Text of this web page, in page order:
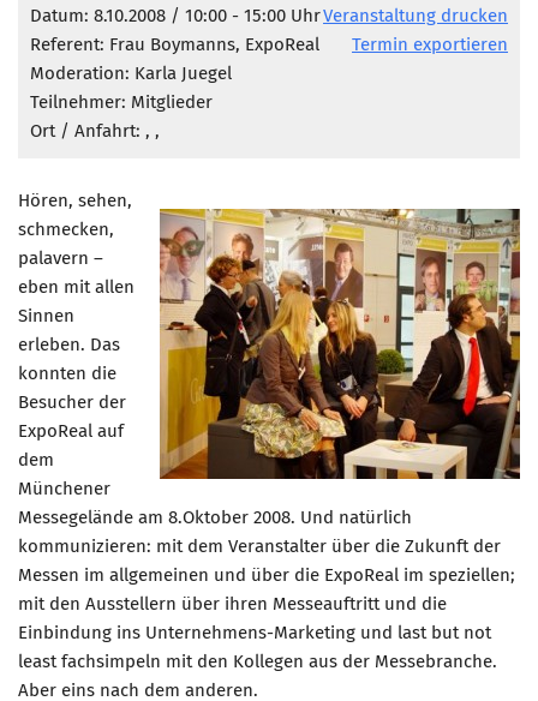
Marketing Pioniere
Arbeitsgruppen
MarketingFrauen
Münchner Marketingpreis
Partnerschaften
Bundesverband Marketing Clubs
MARKETING PIONIERE
Marketing Pioniere im BVMC
CLUB-KOMMUNIKATION
MCM Club TV
MITGLIEDSCHAFT
Mitglied werden
PODCAST
AKTUELLES
Veranstaltung drucken
Termin exportieren
Datum: 8.10.2008 / 10:00 - 15:00 Uhr
Referent: Frau Boymanns, ExpoReal
Moderation: Karla Juegel
Teilnehmer: Mitglieder
Ort / Anfahrt: , ,
Hören, sehen,
schmecken,
palavern –
eben mit allen
Sinnen
erleben. Das
konnten die
Besucher der
ExpoReal auf
dem
Münchener
Messegelände am 8.Oktober 2008. Und natürlich
kommunizieren: mit dem Veranstalter über die Zukunft der
Messen im allgemeinen und über die ExpoReal im speziellen;
mit den Ausstellern über ihren Messeauftritt und die
Einbindung ins Unternehmens-Marketing und last but not
least fachsimpeln mit den Kollegen aus der Messebranche.
Aber eins nach dem anderen.